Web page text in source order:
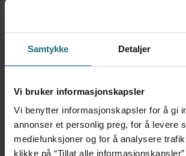
Samtykke Detaljer
Vi bruker informasjonskapsler
Vi benytter informasjonskapsler for å gi
annonser et personlig preg, for å levere
mediefunksjoner og for å analysere
klikke på “Tillat alle
Trump-
bevilger over 2
kampen mot ebola